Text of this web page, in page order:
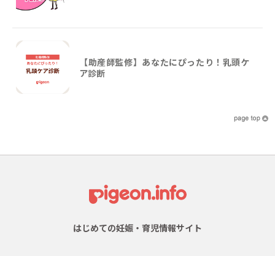
【助産師監修】あなたにぴったり！乳頭ケ
ア診断
はじめての妊娠・育児情報サイト